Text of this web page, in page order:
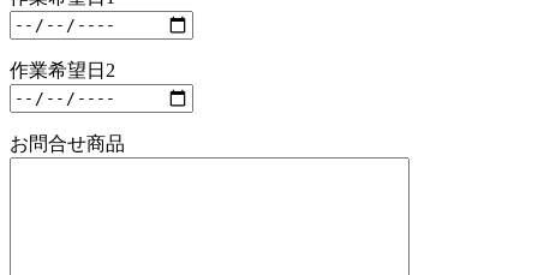
作業希望日2
お問合せ商品